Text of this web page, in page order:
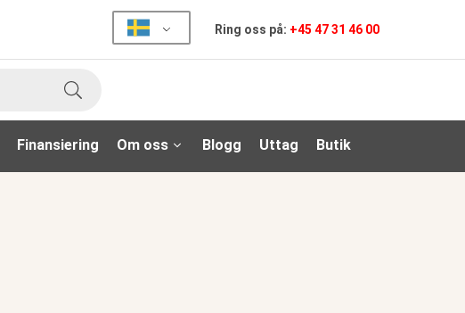
Ring oss på: +45 47 31 46 00
Sök
Finansiering Om oss Blogg Uttag Butik